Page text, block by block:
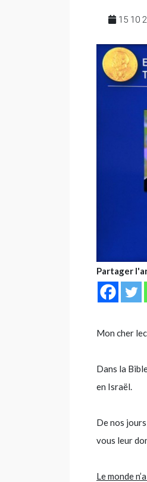
15 10
Partager
Mon cher
Dans la
en Israël.
De nos
vous leur
Le monde